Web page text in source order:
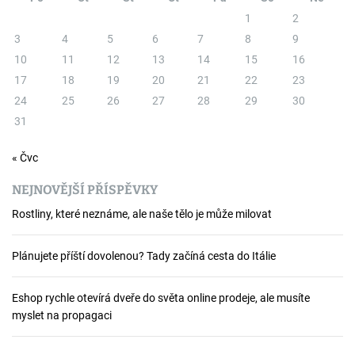
r
o
p
í
s
p
v
1
2
3
4 5 6 7 8
9
10
11 12 13 14 15
16
17
18 19 20 21 22
23
24
25 26 27 28 29
30
31
« Čvc
NEJNOVĚJŠÍ PŘÍSPĚVKY
Rostliny, které neznáme, ale naše tělo je může milovat
Plánujete příští dovolenou? Tady začíná cesta do Itálie
Eshop rychle otevírá dveře do světa online prodeje, ale musíte
myslet na propagaci